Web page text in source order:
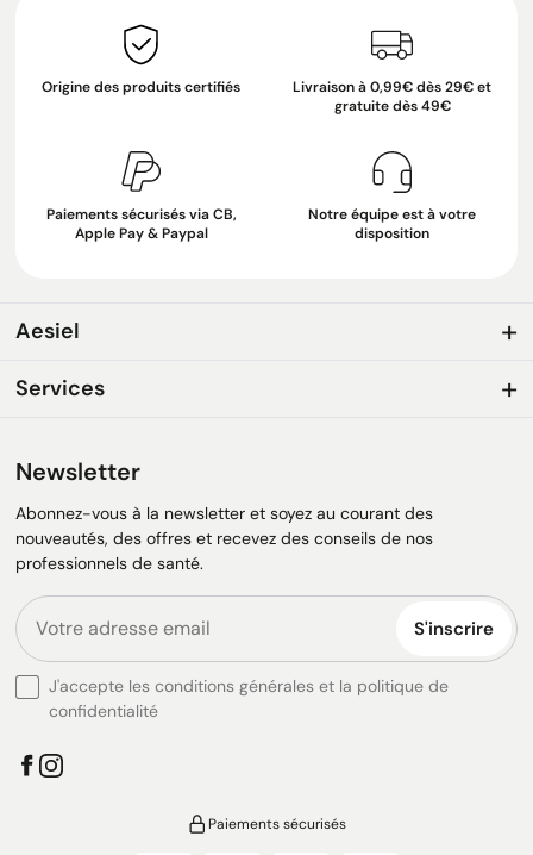
Origine des produits certifiés
Livraison à 0,99€ dès 29€ et
gratuite dès 49€
Paiements sécurisés via CB,
Apple Pay & Paypal
Notre équipe est à votre
disposition
Aesiel
Services
Newsletter
Abonnez-vous à la newsletter et soyez au courant des
nouveautés, des offres et recevez des conseils de nos
professionnels de santé.
S'inscrire
J'accepte les conditions générales et la politique de
confidentialité
Paiements sécurisés